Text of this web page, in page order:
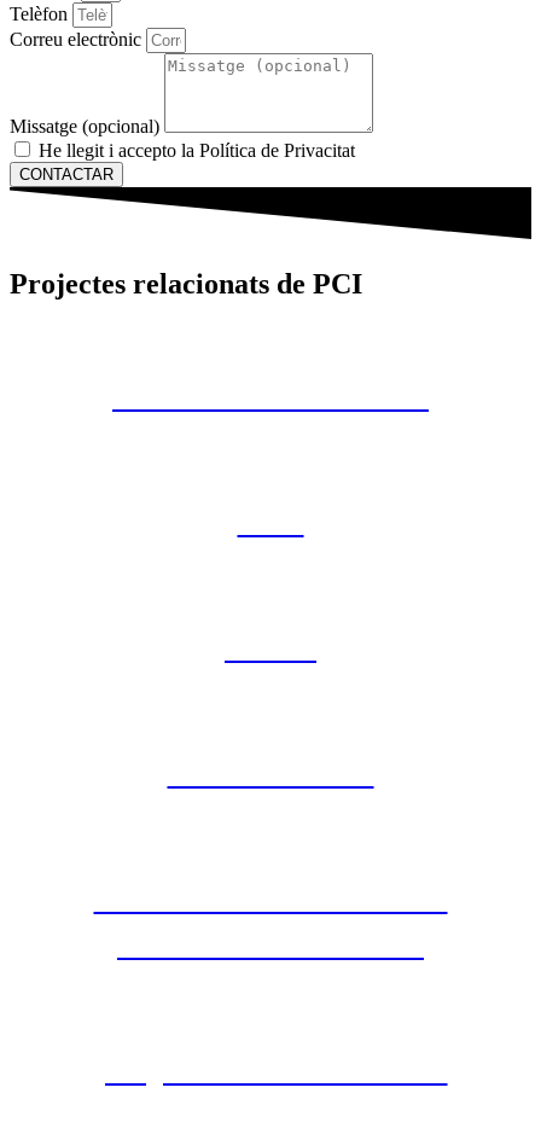
Telèfon
Correu electrònic
Missatge (opcional)
He llegit i accepto la Política de Privacitat
CONTACTAR
Projectes relacionats de PCI